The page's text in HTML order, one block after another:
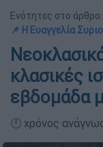
Ενότητες στο άρθρο:
📌 Η Ευαγγελία
κλασικές
εβδομάδα
🕛 χρόνος